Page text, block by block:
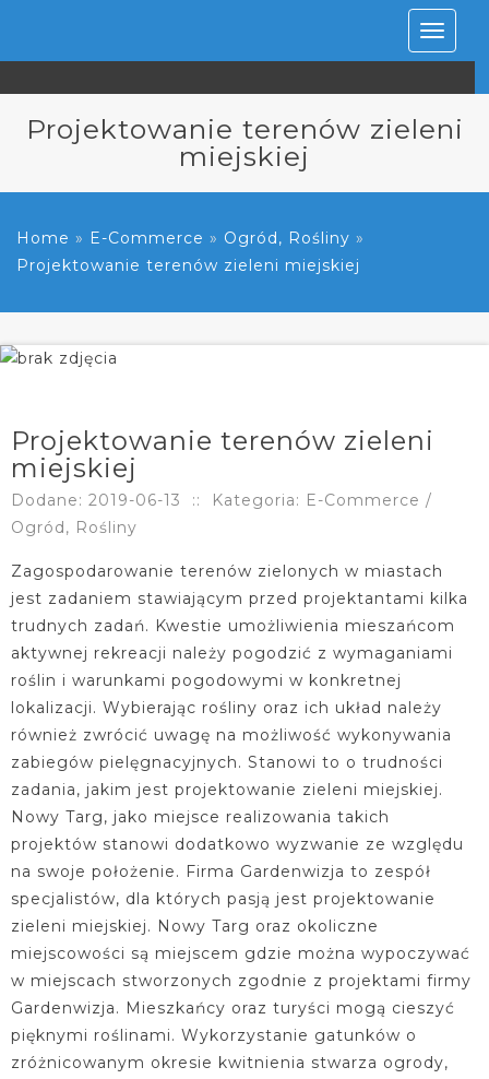
Rozwiń
Projektowanie terenów zieleni
miejskiej
Home » E-Commerce » Ogród, Rośliny »
Projektowanie terenów zieleni miejskiej
Projektowanie terenów zieleni
miejskiej
Dodane: 2019-06-13 ::
Kategoria: E-Commerce /
Ogród, Rośliny
Zagospodarowanie terenów zielonych w miastach
jest zadaniem stawiającym przed projektantami kilka
trudnych zadań. Kwestie umożliwienia mieszańcom
aktywnej rekreacji należy pogodzić z wymaganiami
roślin i warunkami pogodowymi w konkretnej
lokalizacji. Wybierając rośliny oraz ich układ należy
również zwrócić uwagę na możliwość wykonywania
zabiegów pielęgnacyjnych. Stanowi to o trudności
zadania, jakim jest projektowanie zieleni miejskiej.
Nowy Targ, jako miejsce realizowania takich
projektów stanowi dodatkowo wyzwanie ze względu
na swoje położenie. Firma Gardenwizja to zespół
specjalistów, dla których pasją jest projektowanie
zieleni miejskiej. Nowy Targ oraz okoliczne
miejscowości są miejscem gdzie można wypoczywać
w miejscach stworzonych zgodnie z projektami firmy
Gardenwizja. Mieszkańcy oraz turyści mogą cieszyć
pięknymi roślinami. Wykorzystanie gatunków o
zróżnicowanym okresie kwitnienia stwarza ogrody,